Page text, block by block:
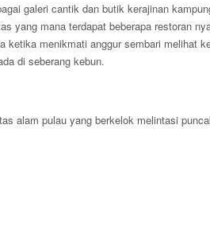
galeri cantik dan butik kerajinan
yang mana terdapat beberapa restoran
ketika menikmati anggur sembari melihat
di seberang kebun.
alam pulau yang berkelok melintasi